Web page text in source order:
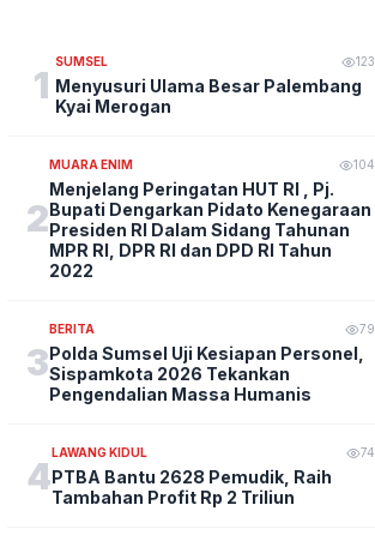
1
SUMSEL 123
Menyusuri Ulama Besar Palembang
Kyai Merogan
2
MUARA ENIM 104
Menjelang Peringatan HUT RI , Pj.
Bupati Dengarkan Pidato Kenegaraan
Presiden RI Dalam Sidang Tahunan
MPR RI, DPR RI dan DPD RI Tahun
2022
3
BERITA 79
Polda Sumsel Uji Kesiapan Personel,
Sispamkota 2026 Tekankan
Pengendalian Massa Humanis
4
LAWANG KIDUL 74
PTBA Bantu 2628 Pemudik, Raih
Tambahan Profit Rp 2 Triliun